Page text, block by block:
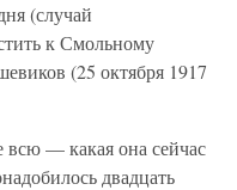
(случай
к Смольному
(25 октября 1917
— какая она сейчас
двадцать